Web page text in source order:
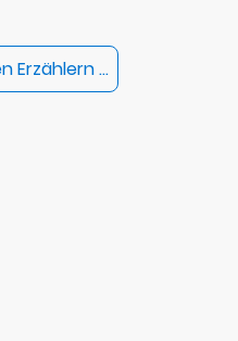
Erzählern ...